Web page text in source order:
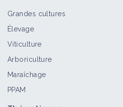
Grandes cultures
Élevage
Viticulture
Arboriculture
Maraîchage
PPAM